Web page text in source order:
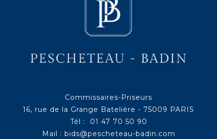
Commissaires-Priseurs
16, rue de la Grange Batelière - 75009 PARIS
Tél : 01 47 70 50 90
Mail : bids@pescheteau-badin.com